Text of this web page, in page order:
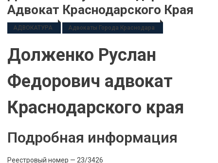
Адвокат Краснодарского Края
АДВОКАТУРА Адвокаты Города Краснодара
Долженко Руслан
Федорович адвокат
Краснодарского края
Подробная информация
Реестровый номер — 23/3426